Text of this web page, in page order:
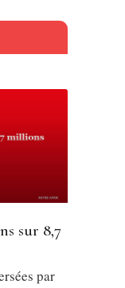
sur 8,7
par